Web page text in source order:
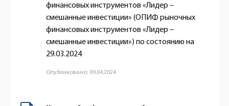
финансовых инструментов «Лидер –
смешанные инвестиции» (ОПИФ рыночных
финансовых инструментов «Лидер –
смешанные инвестиции») по состоянию на
29.03.2024
Опубликовано: 09.04.2024